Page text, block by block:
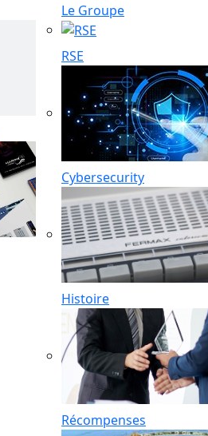
Le Groupe
RSE
Cybersecurity
Histoire
Récompenses